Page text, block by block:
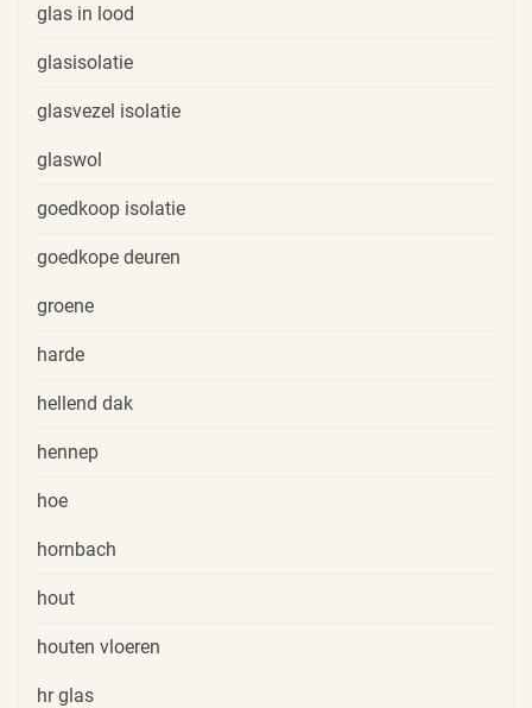
glas in lood
glasisolatie
glasvezel isolatie
glaswol
goedkoop isolatie
goedkope deuren
groene
harde
hellend dak
hennep
hoe
hornbach
hout
houten vloeren
hr glas